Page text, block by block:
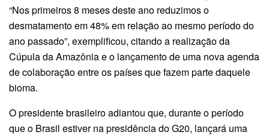
“Nos primeiros 8 meses deste ano reduzimos o
desmatamento em 48% em relação ao mesmo período do
ano passado”, exemplificou, citando a realização da
Cúpula da Amazônia e o lançamento de uma nova agenda
de colaboração entre os países que fazem parte daquele
bioma.
O presidente brasileiro adiantou que, durante o período
que o Brasil estiver na presidência do G20, lançará uma